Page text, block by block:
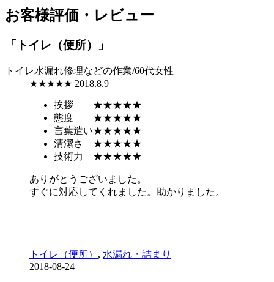
お客様評価・レビュー
「トイレ（便所）」
トイレ水漏れ修理などの作業/60代女性
★★★★★ 2018.8.9
挨拶 ★★★★★
態度 ★★★★★
言葉遣い★★★★★
清潔さ ★★★★★
技術力 ★★★★★
ありがとうございました。
すぐに対応してくれました。助かりました。
トイレ（便所） , 水漏れ・詰まり
2018-08-24